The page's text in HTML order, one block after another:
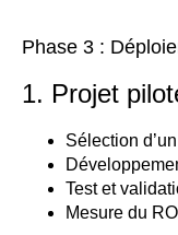
Phase 3 :
1. Projet
Sélection
Test et
Mesure du ROI